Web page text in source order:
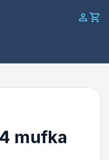
mufka